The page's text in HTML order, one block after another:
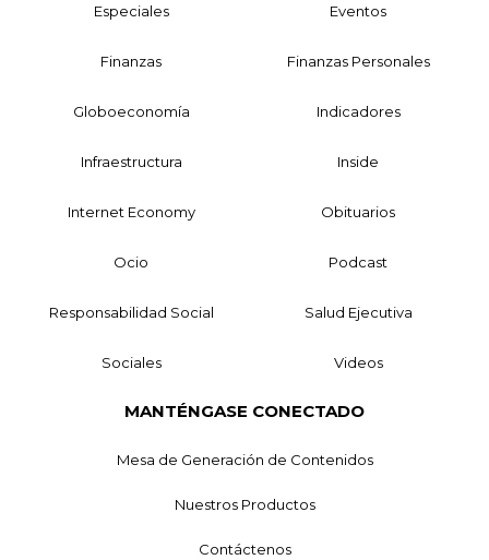
Especiales Eventos
Finanzas Finanzas Personales
Globoeconomía Indicadores
Infraestructura Inside
Internet Economy Obituarios
Ocio Podcast
Responsabilidad Social Salud Ejecutiva
Sociales Videos
MANTÉNGASE CONECTADO
Mesa de Generación de Contenidos
Nuestros Productos
Contáctenos